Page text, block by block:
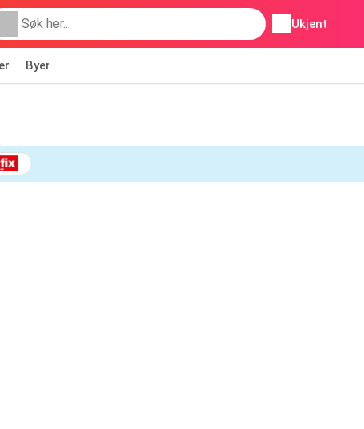
Ukjent
Byer